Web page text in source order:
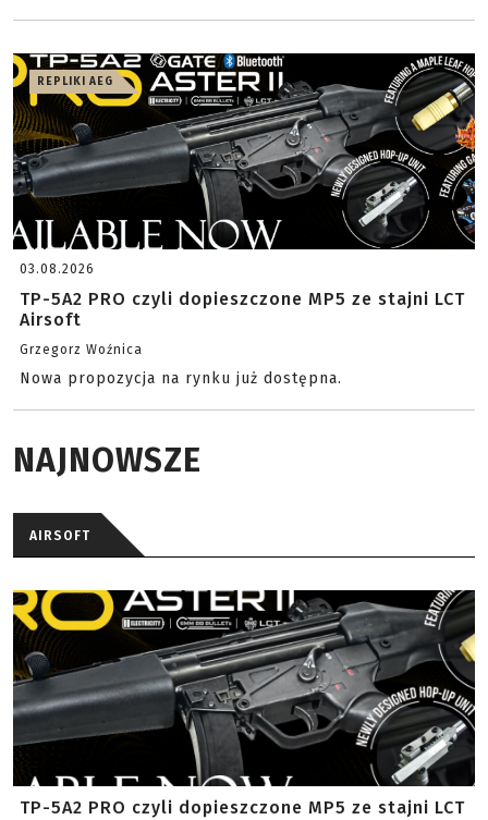
REPLIKI AEG
03.08.2026
TP-5A2 PRO czyli dopieszczone MP5 ze stajni LCT
Airsoft
Grzegorz Woźnica
Nowa propozycja na rynku już dostępna.
NAJNOWSZE
AIRSOFT
TP-5A2 PRO czyli dopieszczone MP5 ze stajni LCT